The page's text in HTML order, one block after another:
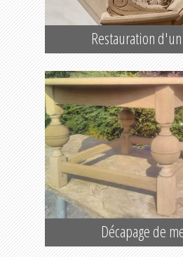
Restauration
Décapage de